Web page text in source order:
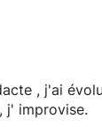
, j'ai
j' improvise.